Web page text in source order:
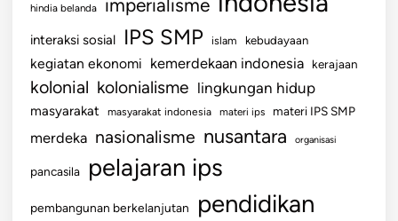
hindia belanda imperialisme
interaksi sosial IPS SMP islam kebudayaan
kegiatan ekonomi kemerdekaan indonesia kerajaan
kolonial kolonialisme lingkungan hidup
masyarakat masyarakat indonesia materi ips materi IPS SMP
merdeka nasionalisme nusantara organisasi
pancasila pelajaran ips
pembangunan berkelanjutan pendidikan